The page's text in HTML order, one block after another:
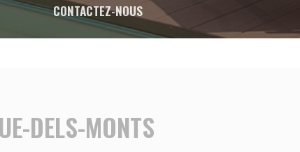
CONTACTEZ-NOUS
DELS-MONTS